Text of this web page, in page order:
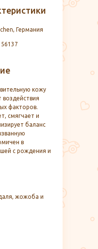
кожу
воздействия
факторов.
смягчает и
баланс
в
с рождения и
жожоба и
Германия